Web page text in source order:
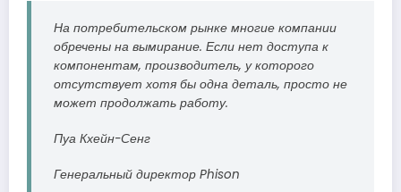
На потребительском рынке многие компании
обречены на вымирание. Если нет доступа к
компонентам, производитель, у которого
отсутствует хотя бы одна деталь, просто не
может продолжать работу.
Пуа Кхейн-Сенг
Генеральный директор Phison